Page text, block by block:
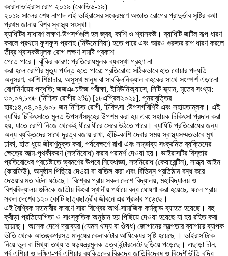
করোনাভাইরাস রোগ ২০১৯ (কোভিড-১৯)
২০১৯ সালের শেষ নাগাদ এই ভাইরাসের সংক্রমণে অজ্ঞাত রোগের প্রাদুর্ভাব সৃষ্টির কথা
প্রথম জানায় বিশ্ব স্বাস্থ্য সংস্থা।
ব্যাধিটির সাধারণ লক্ষণ-উপসর্গগুলি হল জ্বর, কাশি ও শ্বাসকষ্ট। ব্যাধিটি জটিল রূপ ধারণ
করলে প্রথমে ফুসফুস প্রদাহ (নিউমোনিয়া) হতে পারে এবং আরও গুরুতর রূপ ধারণ করলে
তীব্র শ্বাসকষ্টমূলক রোগ লক্ষণ সমষ্টি প্রকাশ
পেতে পারে। ঝুঁকির কারণ: প্রতিরোধমূলক ব্যবস্থা গ্রহণ না
করা হলে রোগীর মৃত্যু পর্যন্ত হতে পারে; প্রতিরোধ: সঠিকভাবে হাত ধোয়ার পদ্ধতি
অনুসরণ, কাশি শিষ্টাচার, অসুস্থ মানুষ বা সাবক্লিনিক্যাল বাহকের সাথে সংস্পর্শ এড়ানো
রোগনির্ণয়ের পদ্ধতি; জজঞ-চঈজ পরীক্ষা, ইমিউনিঅ্যাসে, সিটি স্ক্যান, মৃতের সংখ্যা:
৩০,০৭,৮৩৮ (নিশ্চিত রোগীর ২%) [১৮এপ্রিল২০২১], পুনরাবৃত্তির
হার:১৪,০৪,০৪,৬০৮ জন নিশ্চিত রোগী, চিকিৎসা :উপসর্গবিশিষ্ট এবং সহায়তামূলক। এই
ব্যাধির চিকিৎসাতে মূলত উপসর্গসমূহের উপশম করা হয় এবং সহায়ক চিকিৎসা প্রদান করা
হয়, যাতে রোগী নিজে থেকেই ধীরে ধীরে সেরে উঠতে পারে। ব্যাধিটি প্রতিরোধের জন্য
অন্য ব্যক্তিদের সাথে দূরত্ব বজায় রাখা, হাঁচি-কাশি দেবার সময় স্বাস্থ্যসম্মতভাবে মুখ
ঢাকা, হাত ধুয়ে জীবাণুমুক্ত করা, পর্যবেক্ষণে রাখা এবং সম্ভাব্য সংক্রমিত ব্যক্তিদের
ক্ষেত্রে আত্ম-পৃথকীকরণ (সঙ্গনিরোধ) করার পরামর্শ দেওয়া হয়। ভাইরাসটির বিস্তার
প্রতিরোধের প্রচেষ্টাতে ভ্রমণের উপরে নিষেধাজ্ঞা, সঙ্গনিরোধ (কেয়ারেন্টিন), সান্ধ্য আইন
(কারফিউ), অনুষ্ঠান পিছিয়ে দেওয়া বা বাতিল করা এবং বিভিন্ন প্রতিষ্ঠান বন্ধ করে
দেওয়ার মত ঘটনা ঘটেছে। বিশ্বের প্রায় সকল দেশে বিদ্যালয়, মহাবিদ্যালয় ও
বিশ্ববিদ্যালয় গুলিকে জাতীয় কিংবা স্থানীয় পর্যায়ে বন্ধ ঘোষণা করা হয়েছে, ফলে প্রায়
সকল দেশের ১২০ কোটি ছাত্রছাত্রীর জীবনে এর প্রভাব পড়েছে।
এই বৈশ্বিক মহামারীর কারণে সারা বিশ্বের আর্থ-সামাজিক কর্মকান্ড ব্যাহত হয়েছে। বহু
ক্রীড়া প্রতিযোগিতা ও সাংস্কৃতিক অনুষ্ঠান হয় পিছিয়ে দেওয়া হয়েছে যা হয় রহিত করা
হয়েছে। অনেক দেশে দ্রব্যের (যেমন খাদ্য বা ঔষধ) জোগানের স্বল্পতার ব্যাপারে ব্যাপক
ভীতি থেকে আতঙ্কগ্রস্ত মানুষের কেনাকাটার আধিক্যের সৃষ্টি হয়েছে । ভাইরাসটিকে
নিয়ে ভুল বা মিথ্যা তথ্য ও ষড়যন্ত্রমূলক তত্ব ইন্টারনেটে ছড়িয়ে পড়েছে। এছাড়া চীন,
পূর্ব এশিয়া ও দক্ষিণ-পূর্ব এশিয়ার ব্যক্তিদের বিরুদ্ধে জাতিবিদ্বেষ ও বিদেশীভীতি বৃদ্ধি